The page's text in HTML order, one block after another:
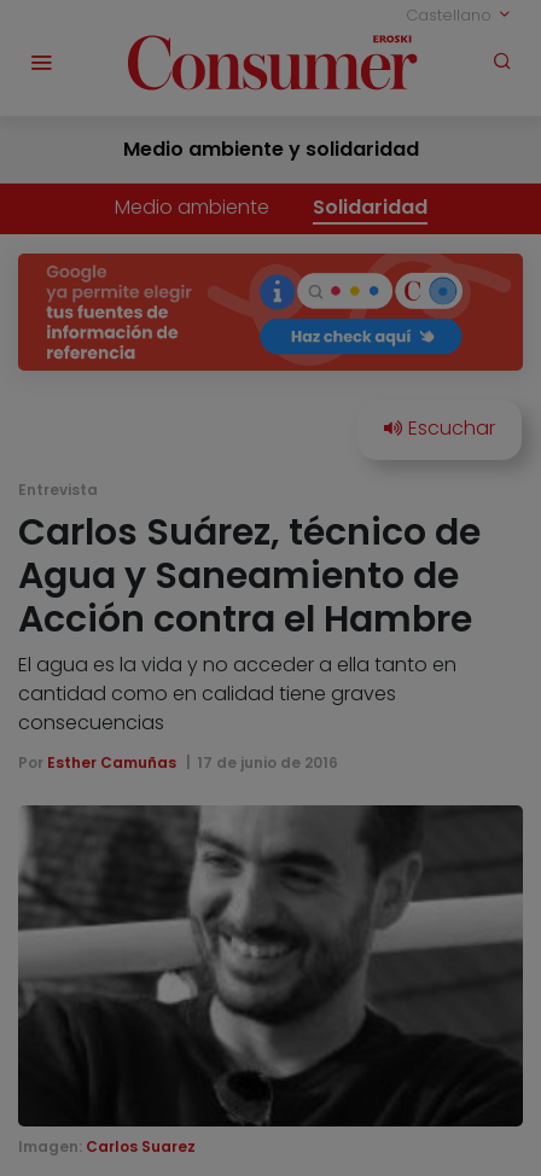
Castellano
Medio ambiente y solidaridad
Medio ambiente Solidaridad
Entrevista
Carlos Suárez, técnico de
Agua y Saneamiento de
Acción contra el Hambre
El agua es la vida y no acceder a ella tanto en
cantidad como en calidad tiene graves
consecuencias
Por Esther Camuñas 17 de junio de 2016
Imagen: Carlos Suarez